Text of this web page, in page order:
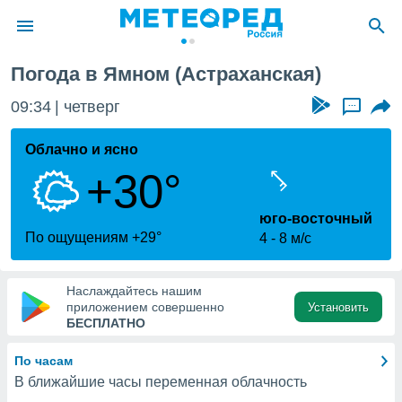
о
Вы можете
к этому
доступ
Погода в Ямном (Астраханская)
09:34 четверг ...
Облачно и ясно
+30°
По ощущениям +29°
юго-восточный
4
8 м/с
Наслаждайтесь нашим
приложением совершенно
БЕСПЛАТНО
Установить
По часам
В ближайшие часы переменная облачность